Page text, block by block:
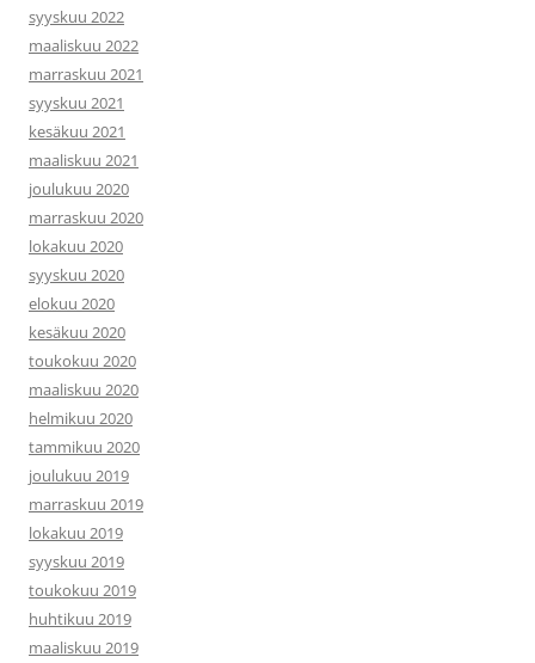
syyskuu 2022
maaliskuu 2022
marraskuu 2021
syyskuu 2021
kesäkuu 2021
maaliskuu 2021
joulukuu 2020
marraskuu 2020
lokakuu 2020
syyskuu 2020
elokuu 2020
kesäkuu 2020
toukokuu 2020
maaliskuu 2020
helmikuu 2020
tammikuu 2020
joulukuu 2019
marraskuu 2019
lokakuu 2019
syyskuu 2019
toukokuu 2019
huhtikuu 2019
maaliskuu 2019